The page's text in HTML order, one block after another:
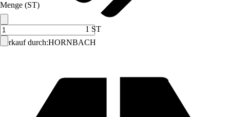
Verkauf durch:HORNBACH
Menge (ST)
1 ST